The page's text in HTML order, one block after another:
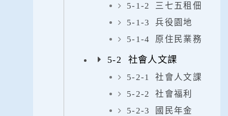
5-1-2 三七五租佃
5-1-3 兵役園地
5-1-4 原住民業務
5-2 社會人文課
5-2-1 社會人文課
5-2-2 社會福利
5-2-3 國民年金